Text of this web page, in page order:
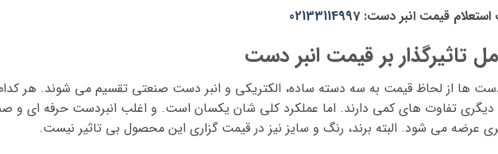
قیمت انبر دست:02133114997
تاثیرگذار بر قیمت انبر دست
دست ها از لحاظ قیمت به سه دسته ساده، الکتریکی و انبر دست صنعتی تقسیم می شوند. هر
دیگری تفاوت های کمی دارند. اما عملکرد کلی شان یکسان است. و اغلب انبردست حرفه ای و
عرضه می شود. البته برند، رنگ و سایز نیز در قیمت گزاری این محصول بی تاثیر نیست.